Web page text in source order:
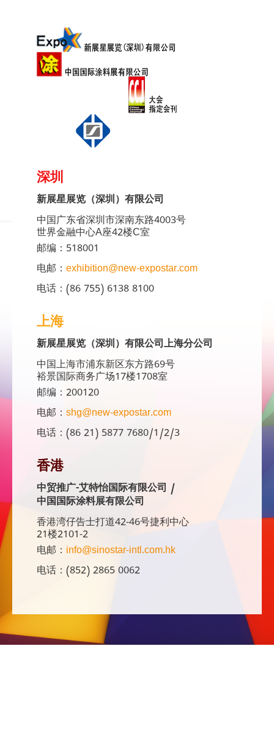
深圳
新展星展览（深圳）有限公司
中国广东省深圳市深南东路4003号
世界金融中心A座42楼C室
邮编：518001
电邮： exhibition@new-expostar.com
电话：(86 755) 6138 8100
上海
新展星展览（深圳）有限公司上海分公司
中国上海市浦东新区东方路69号
裕景国际商务广场17楼1708室
邮编：200120
电邮： shg@new-expostar.com
电话：(86 21) 5877 7680/1/2/3
香港
中贸推广-艾特怡国际有限公司 /
中国国际涂料展有限公司
香港湾仔告士打道42-46号捷利中心
21楼2101-2
电邮： info@sinostar-intl.com.hk
电话：(852) 2865 0062